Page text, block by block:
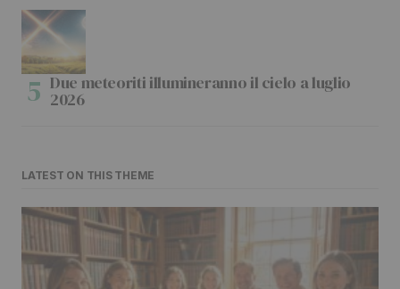
Due meteoriti illumineranno il cielo a luglio
2026
LATEST ON THIS THEME